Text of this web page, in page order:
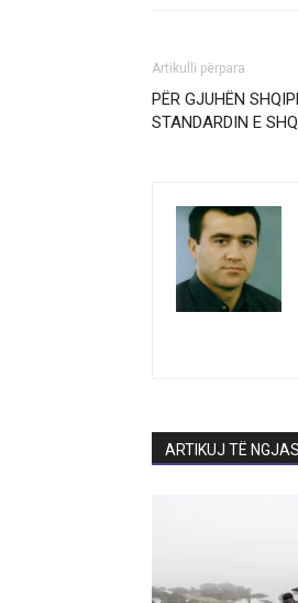
Artikulli përpara
PËR GJUHËN
STANDARDIN E
ARTIKUJ TË